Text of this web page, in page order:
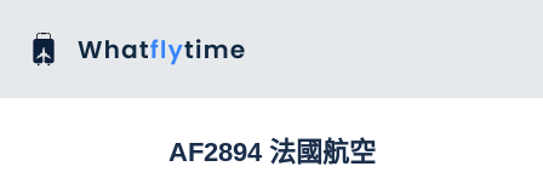
AF2894 法國航空